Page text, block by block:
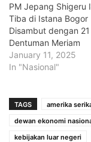
PM Jepang Shigeru
Tiba di Istana Bogor
Disambut dengan 21
Dentuman Meriam
January 11, 2025
In "Nasional"
TAGS amerika
dewan ekonomi
kebijakan luar negeri